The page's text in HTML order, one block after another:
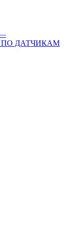
—
ДАТЧИКАМ